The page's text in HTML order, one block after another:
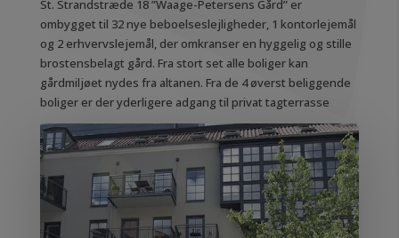
St. Strandstræde 18”Waage-Petersens Gård” er
ombygget til 32 nye beboelseslejligheder, 1 kontorlejemål
og 2 erhvervslejemål, der omkranser en hyggelig og stille
brostensbelagt gård. Fra stort set alle boliger kan
gårdmiljøet nydes fra altanen. Fra de 4 øverst beliggende
boliger er der yderligere adgang til privat tagterrasse